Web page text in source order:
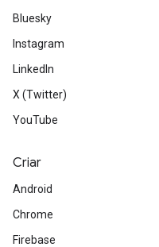
Bluesky
Instagram
LinkedIn
X (Twitter)
YouTube
Criar
Android
Chrome
Firebase